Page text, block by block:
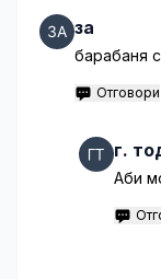
за
барабаня
Отговори
г.
Аби